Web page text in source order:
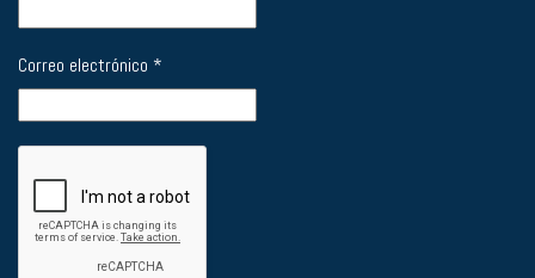
Correo electrónico *